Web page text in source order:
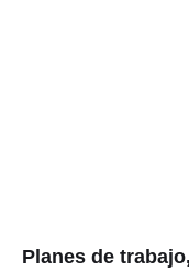
Planes de